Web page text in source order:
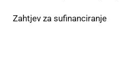
Zahtjev za sufinanciranje